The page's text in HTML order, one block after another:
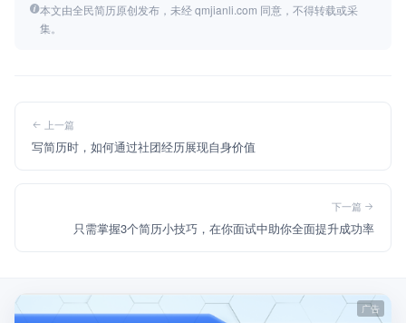
本文由全民简历原创发布，未经 qmjianli.com 同意，不得转载或采
集。
上一篇
写简历时，如何通过社团经历展现自身价值
下一篇
只需掌握3个简历小技巧，在你面试中助你全面提升成功率